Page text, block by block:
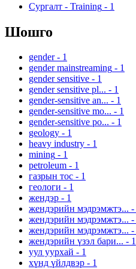
Сургалт - Training - 1
Шошго
gender - 1
gender mainstreaming - 1
gender sensitive - 1
gender sensitive pl... - 1
gender-sensitive an... - 1
gender-sensitive mo... - 1
gender-sensitive po... - 1
geology - 1
heavy industry - 1
mining - 1
petroleum - 1
газрын тос - 1
геологи - 1
жендэр - 1
жендэрийн мэдрэмжтэ... -
жендэрийн мэдрэмжтэ... -
жендэрийн мэдрэмжтэ... -
жендэрийн үзэл бари... - 1
уул уурхай - 1
хүнд үйлдвэр - 1